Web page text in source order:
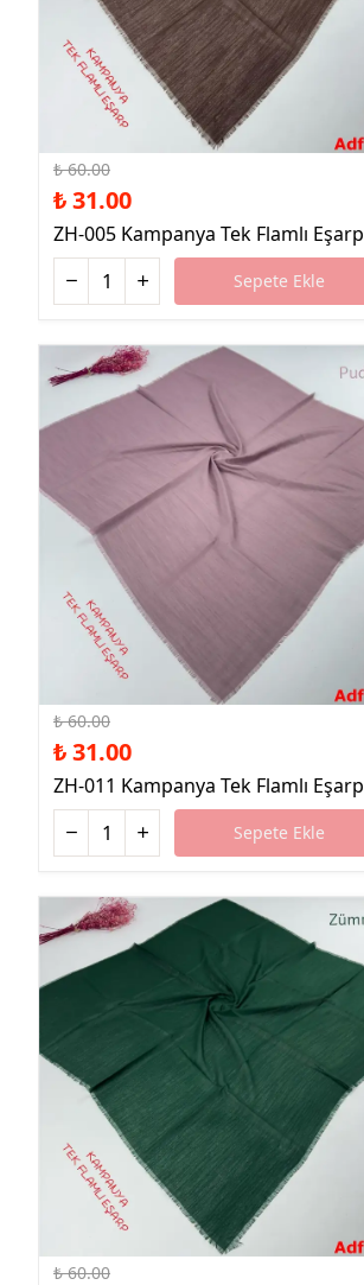
₺ 60.00
₺ 31.00
ZH-005 Kampanya Tek Flamlı Eşarp
Sepete Ekle
₺ 60.00
₺ 31.00
ZH-011 Kampanya Tek Flamlı Eşarp
Sepete Ekle
₺ 60.00